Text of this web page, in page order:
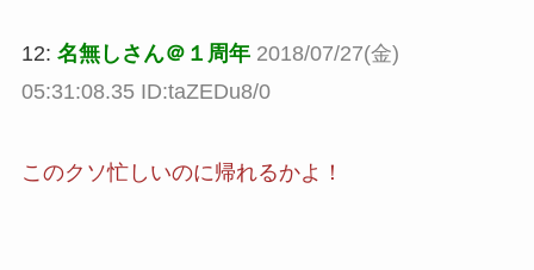
12: 名無しさん＠１周年 2018/07/27(金)
05:31:08.35 ID:taZEDu8/0
このクソ忙しいのに帰れるかよ！